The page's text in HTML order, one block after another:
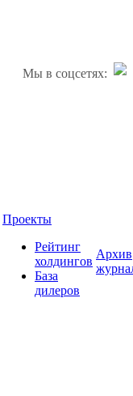
Мы в соцсетях:
Проекты
Рейтинг
холдингов
База
дилеров
Архив